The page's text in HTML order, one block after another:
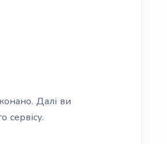
Далі ви
сервісу.